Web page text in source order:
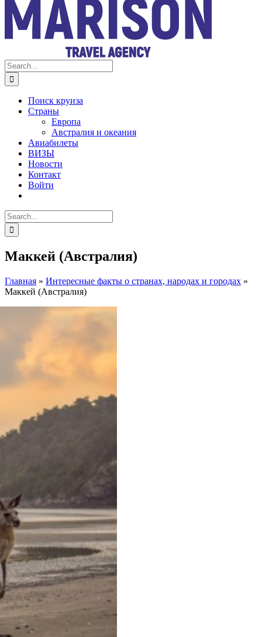
Search
for:
Поиск круиза
Страны
Европа
Австралия и океания
Авиабилеты
ВИЗЫ
Новости
Контакт
Войти
Search
for:
Маккей (Австралия)
Главная » Интересные факты о странах, народах и городах »
Маккей (Австралия)